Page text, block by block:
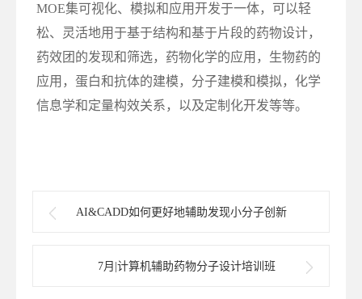
MOE集可视化、模拟和应用开发于一体，可以轻
松、灵活地用于基于结构和基于片段的药物设计，
药效团的发现和筛选，药物化学的应用，生物药的
应用，蛋白和抗体的建模，分子建模和模拟，化学
信息学和定量构效关系，以及定制化开发等等。
AI&CADD如何更好地辅助发现小分子创新
7月|计算机辅助药物分子设计培训班